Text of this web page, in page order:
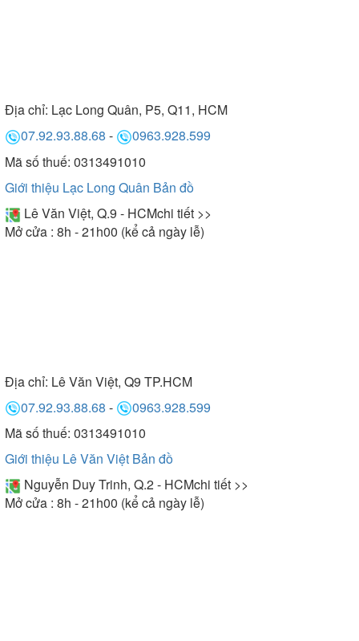
Địa chỉ: Lạc Long Quân, P5, Q11, HCM
07.92.93.88.68 -
0963.928.599
Mã số thuế: 0313491010
Giới thiệu Lạc Long Quân Bản đồ
Lê Văn Việt, Q.9 - HCMchi tiết >>
Mở cửa : 8h - 21h00 (kể cả ngày lễ)
Địa chỉ: Lê Văn Việt, Q9 TP.HCM
07.92.93.88.68 -
0963.928.599
Mã số thuế: 0313491010
Giới thiệu Lê Văn Việt Bản đồ
Nguyễn Duy Trinh, Q.2 - HCMchi tiết >>
Mở cửa : 8h - 21h00 (kể cả ngày lễ)